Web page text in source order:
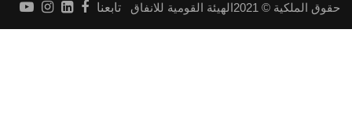
حقوق الملكية © 2021الهيئة القومية للانفاق تابعنا